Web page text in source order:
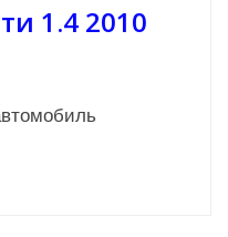
1.4 2010